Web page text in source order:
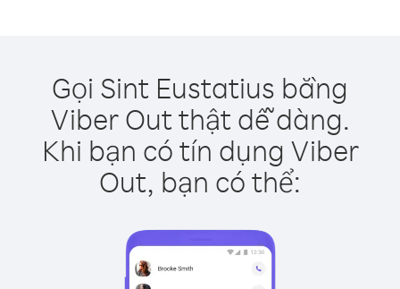
Gọi Sint Eustatius bằng
Viber Out thật dễ dàng.
Khi bạn có tín dụng Viber
Out, bạn có thể: